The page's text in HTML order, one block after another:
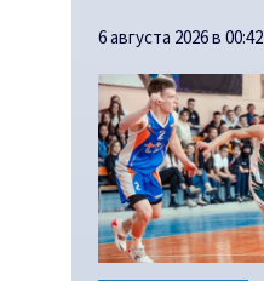
6 августа 2026 в 00:42